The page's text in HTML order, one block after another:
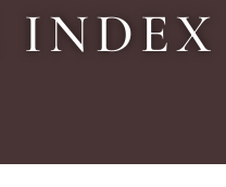
INDEX